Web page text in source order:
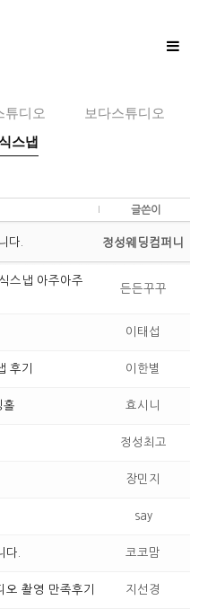
Toggle
튜디오
보다스튜디오
스냅
글쓴이
다. 정성웨딩컴퍼니
스냅 아주아주
든든꾸꾸
이태섭
후기 이한별
홀 효시니
정성최고
장민지
say
다. 코코맘
촬영 만족후기 지선경